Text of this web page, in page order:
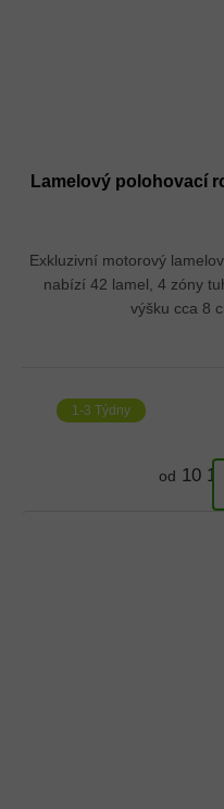
Lamelový polohovací
Exkluzivní motorový
nabízí 42 lamel, 4 zóny
výšku cca 8
1-3 Týdny
od 10